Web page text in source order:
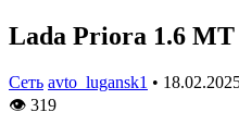
Lada Priora 1.6 MT
Сеть avto_lugansk1 •
👁 319